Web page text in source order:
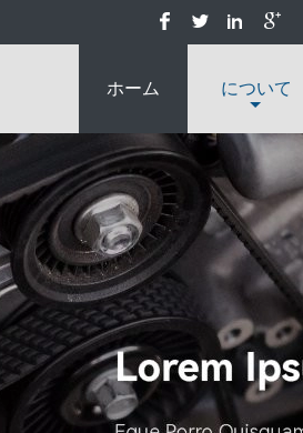
ホーム について
車冷却する回復機械